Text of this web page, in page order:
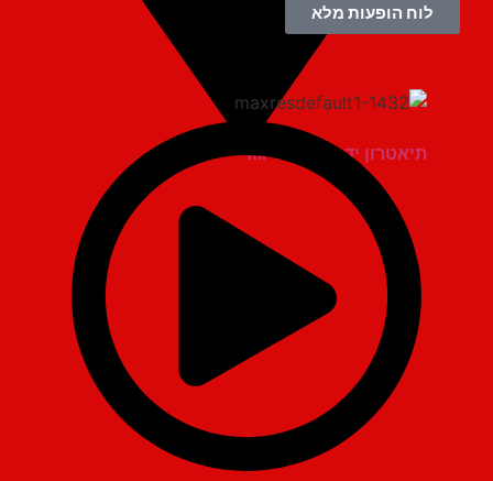
תיאטרון יד למגינים יגור
לוח הופעות מלא